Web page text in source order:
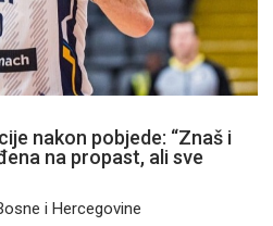
nakon pobjede: “Znaš i
na propast, ali sve
i Hercegovine